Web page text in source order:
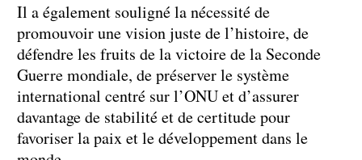
Il a également souligné la nécessité de
promouvoir une vision juste de l’histoire, de
défendre les fruits de la victoire de la Seconde
Guerre mondiale, de préserver le système
international centré sur l’ONU et d’assurer
davantage de stabilité et de certitude pour
favoriser la paix et le développement dans le